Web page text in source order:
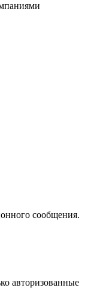
сообщения.
авторизованные